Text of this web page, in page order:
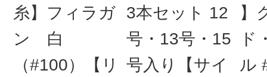
糸】フィラガ
ン 白
（#100）【リ
3本セット 12
号・13号・15
号入り【サイ
】
ド
ル